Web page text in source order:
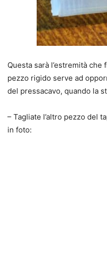
Questa sarà l’estremità
pezzo rigido serve ad
del pressacavo, quando la
– Tagliate l’altro pezzo del
in foto: